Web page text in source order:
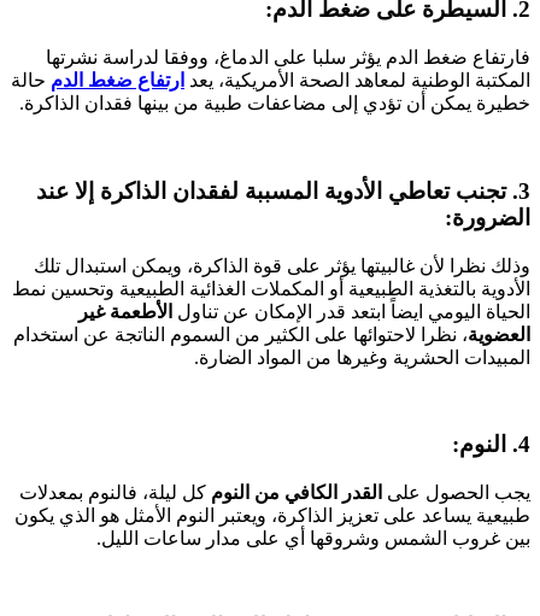
2. السيطرة على ضغط الدم:
فارتفاع ضغط الدم يؤثر سلبا على الدماغ، ووفقا لدراسة نشرتها
المكتبة الوطنية لمعاهد الصحة الأمريكية، يعد ارتفاع ضغط الدم حالة
خطيرة يمكن أن تؤدي إلى مضاعفات طبية من بينها فقدان الذاكرة.
3. تجنب تعاطي الأدوية المسببة لفقدان الذاكرة إلا عند
الضرورة:
وذلك نظرا لأن غالبيتها يؤثر على قوة الذاكرة، ويمكن استبدال تلك
الأدوية بالتغذية الطبيعية أو المكملات الغذائية الطبيعية وتحسين نمط
الحياة اليومي ايضاً ابتعد قدر الإمكان عن تناول الأطعمة غير
العضوية، نظرا لاحتوائها على الكثير من السموم الناتجة عن استخدام
المبيدات الحشرية وغيرها من المواد الضارة.
4. النوم:
يجب الحصول على القدر الكافي من النوم كل ليلة، فالنوم بمعدلات
طبيعية يساعد على تعزيز الذاكرة، ويعتبر النوم الأمثل هو الذي يكون
بين غروب الشمس وشروقها أي على مدار ساعات الليل.